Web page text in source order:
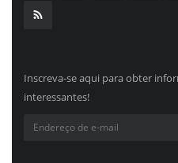
Inscreva-se aqui para obter
interessantes!